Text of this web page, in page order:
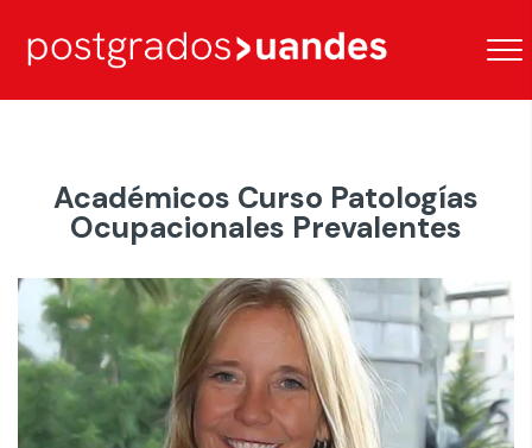
Académicos Curso Patologías
Ocupacionales Prevalentes